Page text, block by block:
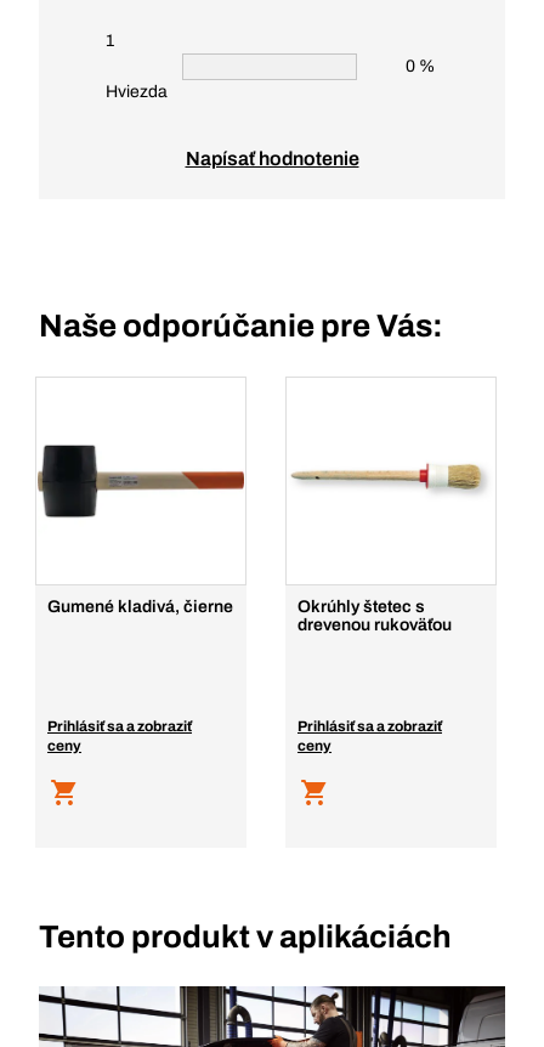
1
Hviezda
0 %
Napísať hodnotenie
Naše odporúčanie pre Vás:
Gumené kladivá, čierne
Prihlásiť sa a zobraziť
ceny
Okrúhly štetec s
drevenou rukoväťou
Prihlásiť sa a zobraziť
ceny
Tento produkt v aplikáciách